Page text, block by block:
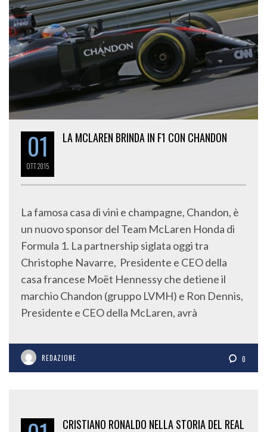
01
OTT2015
LA MCLAREN BRINDA IN F1 CON CHANDON
La famosa casa di vini e champagne, Chandon, è
un nuovo sponsor del Team McLaren Honda di
Formula 1. La partnership siglata oggi tra
Christophe Navarre, Presidente e CEO della
casa francese Moët Hennessy che detiene il
marchio Chandon (gruppo LVMH) e Ron Dennis,
Presidente e CEO della McLaren, avrà
REDAZIONE 0
CRISTIANO RONALDO NELLA STORIA DEL REAL